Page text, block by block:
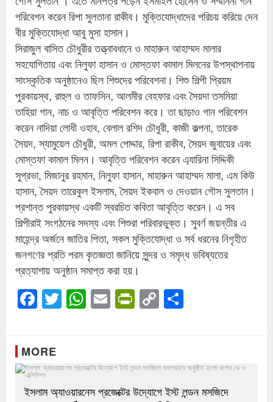
পরিবেশন করেন রিপা সুলতানা রাকীব। মুক্তিযোদ্ধাদের পরিচয় করিয়ে দেন
বীর মুক্তিযোদ্ধা আবু মুসা হাসান।
সিরাজুল বাসিত চৌধুরীর তত্ত্বাবধানে ও মাহারুন আহাম্মদ মালার
সহযোগিতায় এবং নিলুফা হাসান ও মোস্তফা কামাল মিলনের উপস্থাপনায়
সাংস্কৃতিক অনুষ্ঠানেও ছিল শিশুদের পরিবেশনা। শিশু শিল্পী প্রিয়ম
পুরকায়স্থ, রাহুল ও তাফসিন, আলমীর বেহফার এবং সৈয়দা তসমিয়া
তাহিয়া গান, নাচ ও আবৃত্তি পরিবেশন করে। তা ছাড়াও গান পরিবেশন
করেন নাদিয়া লোধী ওহাব, বেলাল রশিদ চৌধুরী, কাজী কল্পনা, তারেক
সৈয়দ, স্যামুয়েল চৌধুরী, অমল পোদ্দার, রিপা রাকীব, সৈয়দ জুবায়ের এবং
মোস্তফা কামাল মিলন। আবৃত্তি পরিবেশন করেন এ্যারিনা সিদ্দিকী
সুপ্রভা, মিজানুর রহমান, নিলুফা হাসান, মাহারুন আহাম্মদ মালা, এম কিউ
হাসান, সৈয়দ তারেকুল ইসলাম, সৈয়দ ইকবাল ও দেওয়ান গৌস সুলতান।
প্রশান্ত পুরকায়স্থ একটি স্বরচিত কবিতা আবৃত্তি করেন। এ সব
শিল্পীরাই সংগঠনের সদস্য এবং শিশুরা পরিবারভুক্ত। সুবর্ণ জয়ন্তীর এ
মাহেন্দ্র অর্জনে জাতির পিতা, সকল মুক্তিযোদ্ধা ও সর্ব ধরনের নিগৃহীত
জনগণের প্রতি পরম কৃতজ্ঞতা জানিয়ে সুন্দর ও সমৃদ্ধ ভবিষ্যতের
প্রত্যাশায় অনুষ্ঠান সমাপ্ত করা হয়।
Facebook
Twitter
WhatsApp
EmailPrintFriendly
Copy
Link
MORE
ইসলাম অ্যাওয়ারনেস প্রজেক্টের উদ্যোগে ইস্ট লন্ডন মসজিদে